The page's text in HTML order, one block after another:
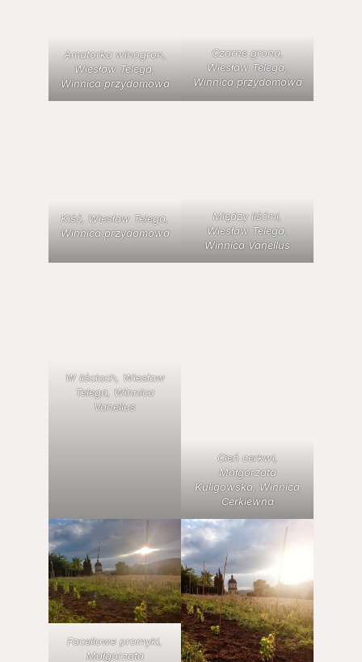
Amatorka winogron,
Wiesław Telega,
Winnica przydomowa
Czarne grona,
Wiesław Telega,
Winnica przydomowa
Kiść, Wiesław Telega,
Winnica przydomowa
Między liśćmi,
Wiesław Telega,
Winnica Vanellus
W liściach, Wiesław
Telega, Winnica
Vanellus
Cień cerkwi,
Małgorzata
Kuligowska, Winnica
Cerkiewna
Faceliowe promyki,
Małgorzata